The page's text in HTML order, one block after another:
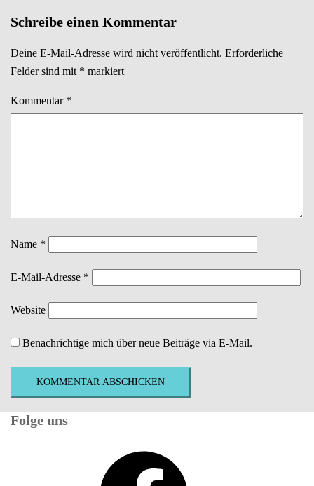
Schreibe einen Kommentar
Deine E-Mail-Adresse wird nicht veröffentlicht. Erforderliche
Felder sind mit * markiert
Kommentar *
Name *
E-Mail-Adresse *
Website
Benachrichtige mich über neue Beiträge via E-Mail.
Folge uns